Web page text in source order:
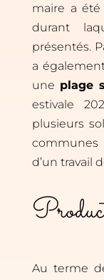
maire a
durant
présentés.
a
une plage
estivale
plusieurs
communes
d’un travail
Au terme